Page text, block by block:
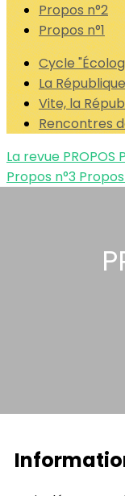
Propos n°2
Propos n°1
Cycle
La
Vite, la
Rencontres
La revue PROPOS
Propos n°3